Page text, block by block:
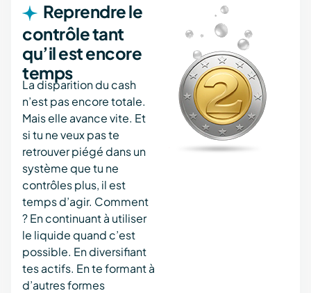
Reprendre le
contrôle tant
qu’il est encore
temps
La disparition du cash
n’est pas encore totale.
Mais elle avance vite. Et
si tu ne veux pas te
retrouver piégé dans un
système que tu ne
contrôles plus, il est
temps d’agir. Comment
? En continuant à utiliser
le liquide quand c’est
possible. En diversifiant
tes actifs. En te formant à
d’autres formes